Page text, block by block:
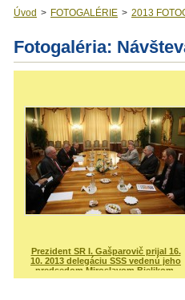
Úvod > FOTOGALÉRIE > 2013
Fotogaléria:
Prezident SR I. Gašparovič prijal 16.
10. 2013 delegáciu SSS vedenú jeho
predsedom Miroslavom Bielikom.